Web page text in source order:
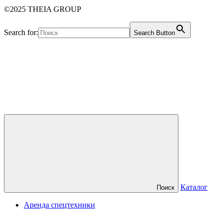
©2025 THEIA GROUP
Search for: Search Button
Поиск Каталог
Аренда спецтехники